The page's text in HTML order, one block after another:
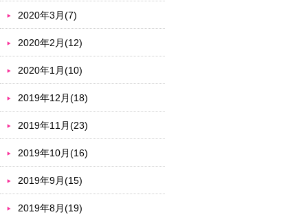
2020年3月(7)
2020年2月(12)
2020年1月(10)
2019年12月(18)
2019年11月(23)
2019年10月(16)
2019年9月(15)
2019年8月(19)